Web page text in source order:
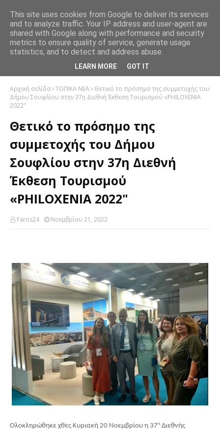
Αρχική σελίδα ΤΟΠΙΚΑ ΝΕΑ
Θετικό το πρόσημο της συμμετοχής του
Δήμου Σουφλίου στην 37η Διεθνή Έκθεση Τουρισμού «PHILOXENIA
2022"
Θετικό το πρόσημο της
συμμετοχής του Δήμου
Σουφλίου στην 37η Διεθνή
Έκθεση Τουρισμού
«PHILOXENIA 2022"
Faros24 Νοεμβρίου 21, 2022
Ολοκληρώθηκε χθες Κυριακή 20 Νοεμβρίου η 37η Διεθνής
This site uses cookies from Google to deliver its services
and to analyze traffic. Your IP address and user-agent are
shared with Google along with performance and security
metrics to ensure quality of service, generate usage
statistics, and to detect and address abuse.
LEARN MORE GOT IT